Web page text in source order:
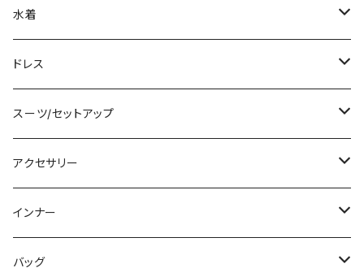
ノースリーブ
その他
チュニック
ベアトップ/チューブトップ
カーディガン/ボレロ
ニット/セーター
パーカー
スウェット/トレーナー
その他
ロング丈
デニム
レギンス
その他
オールインワン
ミディアム/ミモレ
ロング
その他
コート
ジャケット
その他
水着
タンキニ
バンドゥビキニ
ワンピース
ラッシュガード
その他
ドレス
ミニ/ショート
ミディアム/ミモレ
ロング/マキシ
袖付き
スーツ/セットアップ
パンツスーツ
スカートスーツ
その他
アクセサリー
ネックレス
ブレスレット
インナー
ブラ/ブラトップ/ベアトップ
バッグ